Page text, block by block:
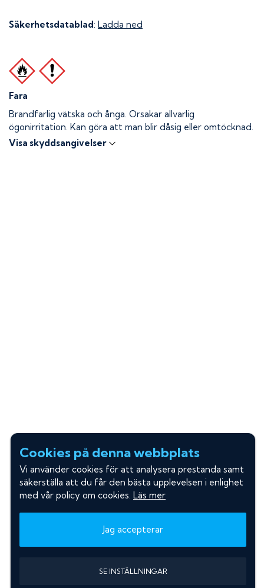
Säkerhetsdatablad: Ladda ned
Fara
Brandfarlig vätska och ånga. Orsakar allvarlig
ögonirritation. Kan göra att man blir dåsig eller omtöcknad.
Visa skyddsangivelser
Cookies på denna webbplats
Vi använder cookies för att analysera prestanda samt
säkerställa att du får den bästa upplevelsen i enlighet
med vår policy om cookies. Läs mer
Jag accepterar
SE INSTÄLLNINGAR